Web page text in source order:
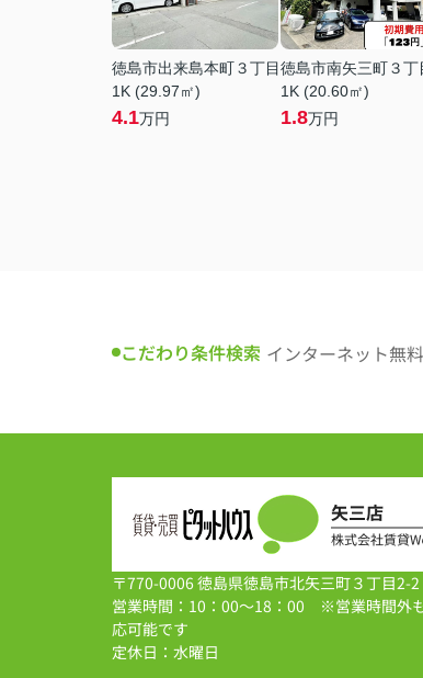
徳島市出来島本町３丁目
1K (29.97㎡)
4.1万円
徳島市南矢三町３丁
1K (20.60㎡)
1.8万円
こだわり条件検索 インターネット無料
〒770-0006 徳島県徳島市北矢三町３丁目2-2
営業時間：10：00～18：00 ※営業時間外
応可能です
定休日：水曜日